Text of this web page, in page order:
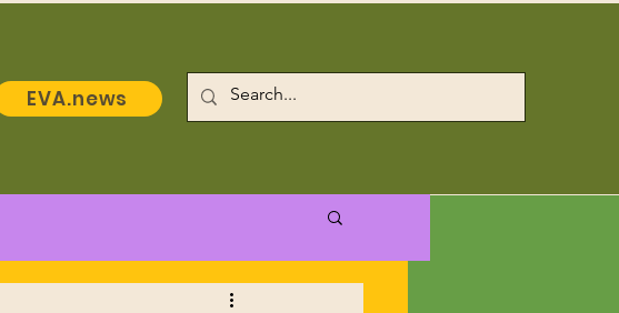
EVA.news